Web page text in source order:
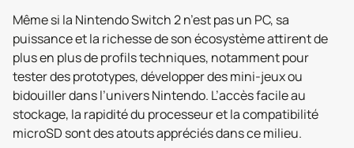
Même si la Nintendo Switch 2 n’est pas un PC, sa
puissance et la richesse de son écosystème attirent de
plus en plus de profils techniques, notamment pour
tester des prototypes, développer des mini-jeux ou
bidouiller dans l’univers Nintendo. L’accès facile au
stockage, la rapidité du processeur et la compatibilité
microSD sont des atouts appréciés dans ce milieu.